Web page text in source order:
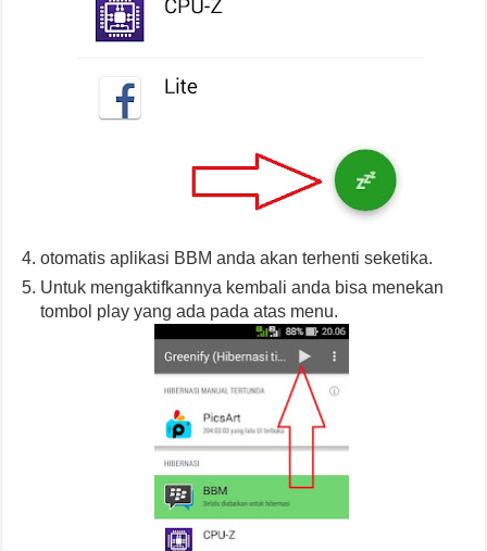
otomatis aplikasi BBM anda akan terhenti seketika.
Untuk mengaktifkannya kembali anda bisa menekan
tombol play yang ada pada atas menu.